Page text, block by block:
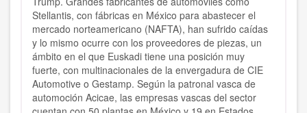
Stellantis, con fábricas en México para abastecer el
mercado norteamericano (NAFTA), han sufrido caídas
y lo mismo ocurre con los proveedores de piezas, un
ámbito en el que Euskadi tiene una posición muy
fuerte, con multinacionales de la envergadura de CIE
Automotive o Gestamp. Según la patronal vasca de
automoción Acicae, las empresas vascas del sector